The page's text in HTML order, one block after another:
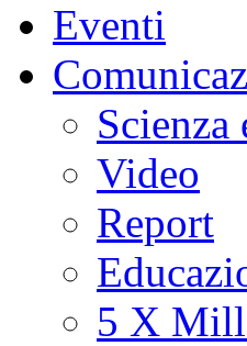
Eventi
Scienza
Video
Report
5 X